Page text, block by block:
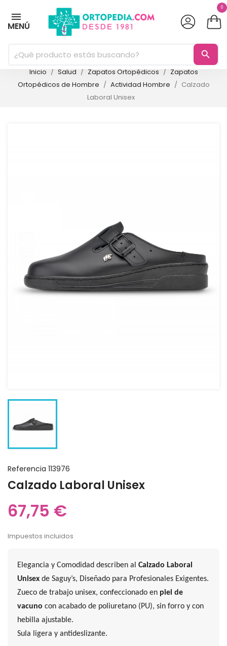
MENÚ
0
search
Inicio Salud Zapatos Ortopédicos
Zapatos
Ortopédicos de Hombre
Actividad Hombre
Calzado
Laboral Unisex
Referencia 113976
Calzado Laboral Unisex
67,75 €
Impuestos incluidos
Elegancia y Comodidad describen alCalzado Laboral
Unisex de Saguy’s, Diseñado para Profesionales Exigentes.
Zueco de trabajo unisex, confeccionado en piel de
vacuno con acabado de poliuretano (PU), sin forro y con
hebilla ajustable.
Sula ligera y antideslizante.